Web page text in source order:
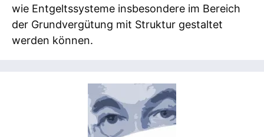
wie Entgeltssysteme insbesondere im Bereich
der Grundvergütung mit Struktur gestaltet
werden können.